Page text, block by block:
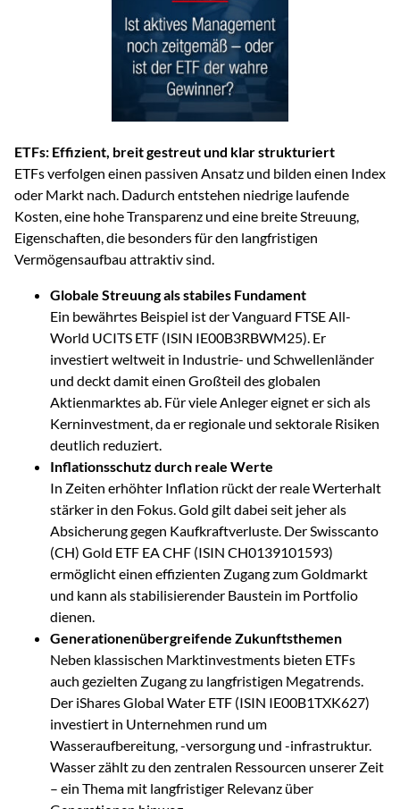
ETFs: Effizient, breit gestreut und klar strukturiert
ETFs verfolgen einen passiven Ansatz und bilden einen Index
oder Markt nach. Dadurch entstehen niedrige laufende
Kosten, eine hohe Transparenz und eine breite Streuung,
Eigenschaften, die besonders für den langfristigen
Vermögensaufbau attraktiv sind.
Globale Streuung als stabiles Fundament
Ein bewährtes Beispiel ist der Vanguard FTSE All-
World UCITS ETF (ISIN IE00B3RBWM25). Er
investiert weltweit in Industrie- und Schwellenländer
und deckt damit einen Großteil des globalen
Aktienmarktes ab. Für viele Anleger eignet er sich als
Kerninvestment, da er regionale und sektorale Risiken
deutlich reduziert.
Inflationsschutz durch reale Werte
In Zeiten erhöhter Inflation rückt der reale Werterhalt
stärker in den Fokus. Gold gilt dabei seit jeher als
Absicherung gegen Kaufkraftverluste. Der Swisscanto
(CH) Gold ETF EA CHF (ISIN CH0139101593)
ermöglicht einen effizienten Zugang zum Goldmarkt
und kann als stabilisierender Baustein im Portfolio
dienen.
Generationenübergreifende Zukunftsthemen
Neben klassischen Marktinvestments bieten ETFs
auch gezielten Zugang zu langfristigen Megatrends.
Der iShares Global Water ETF (ISIN IE00B1TXK627)
investiert in Unternehmen rund um
Wasseraufbereitung, -versorgung und -infrastruktur.
Wasser zählt zu den zentralen Ressourcen unserer Zeit
– ein Thema mit langfristiger Relevanz über